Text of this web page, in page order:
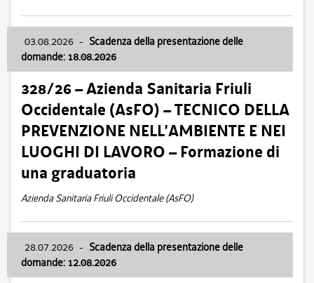
03.08.2026 - Scadenza della presentazione delle
domande: 18.08.2026
328/26 – Azienda Sanitaria Friuli
Occidentale (AsFO) – TECNICO DELLA
PREVENZIONE NELL’AMBIENTE E NEI
LUOGHI DI LAVORO – Formazione di
una graduatoria
Azienda Sanitaria Friuli Occidentale (AsFO)
28.07.2026 - Scadenza della presentazione delle
domande: 12.08.2026